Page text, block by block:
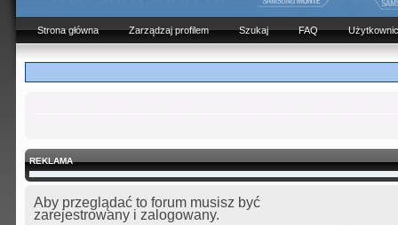
Strona główna Zarządzaj profilem Szukaj FAQ
REKLAMA
Aby przeglądać to forum musisz być
zarejestrowany i zalogowany.